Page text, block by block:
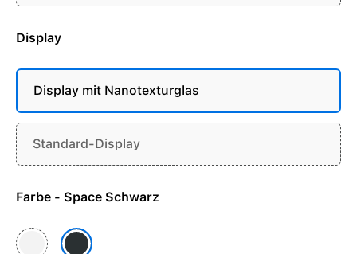
Display
Display mit Nanotexturglas
Standard-Display
Farbe - Space Schwarz
Silber Space Schwarz